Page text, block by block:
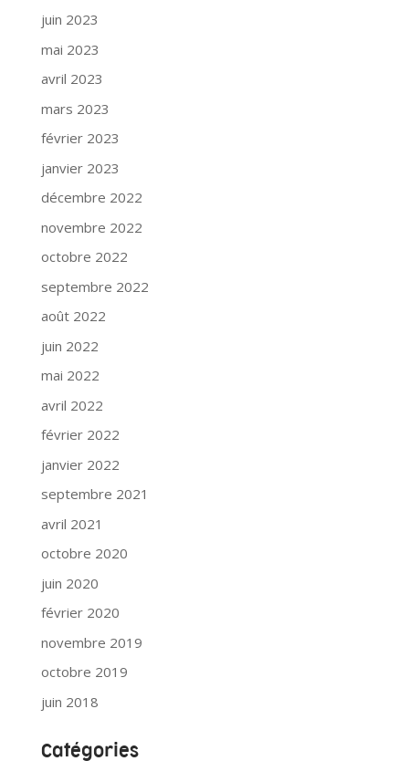
juin 2023
mai 2023
avril 2023
mars 2023
février 2023
janvier 2023
décembre 2022
novembre 2022
octobre 2022
septembre 2022
août 2022
juin 2022
mai 2022
avril 2022
février 2022
janvier 2022
septembre 2021
avril 2021
octobre 2020
juin 2020
février 2020
novembre 2019
octobre 2019
juin 2018
Catégories